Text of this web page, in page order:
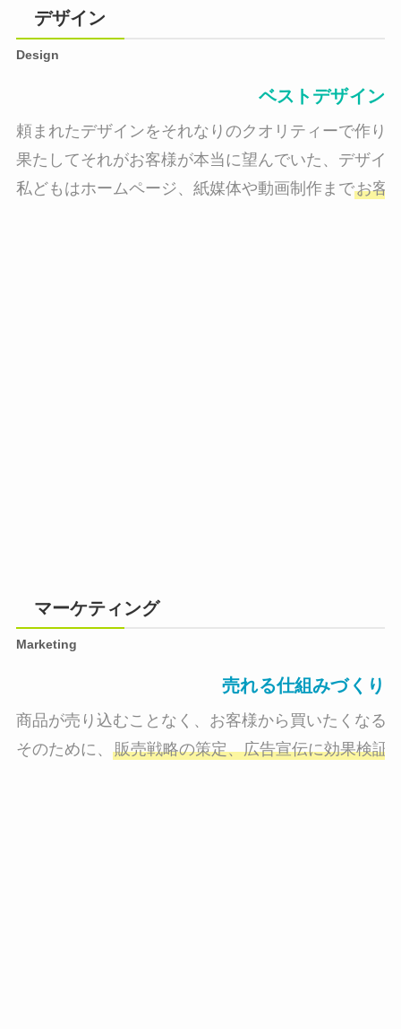
デザイン
Design
ベストデザイン
頼まれたデザインをそれなりのクオリティーで作り
果たしてそれがお客様が本当に望んでいた、デザイ
私どもはホームページ、紙媒体や動画制作までお客
マーケティング
Marketing
売れる仕組みづくり
商品が売り込むことなく、お客様から買いたくなる
そのために、 販売戦略の策定、広告宣伝に効果検証